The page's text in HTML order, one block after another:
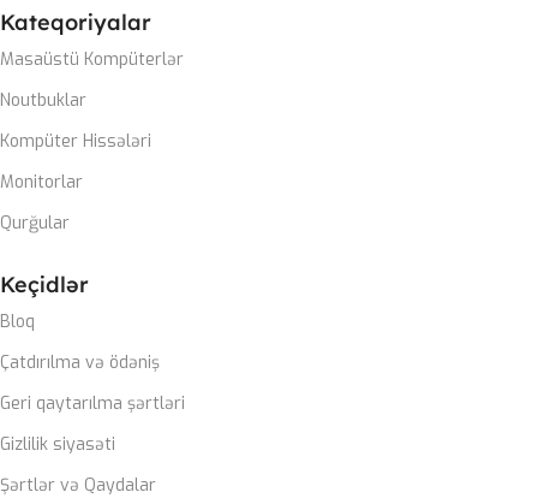
Kateqoriyalar
Masaüstü Kompüterlər
Noutbuklar
Kompüter Hissələri
Monitorlar
Qurğular
Keçidlər
Bloq
Çatdırılma və ödəniş
Geri qaytarılma şərtləri
Gizlilik siyasəti
Şərtlər və Qaydalar